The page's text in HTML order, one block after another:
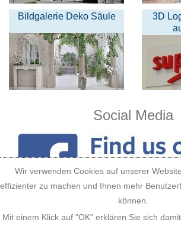
Bildgalerie Deko Säule
3D
Social Media
Wir verwenden Cookies auf unserer
effizienter zu machen und Ihnen mehr
können.
Mit einem Klick auf "OK" erklären Sie sich